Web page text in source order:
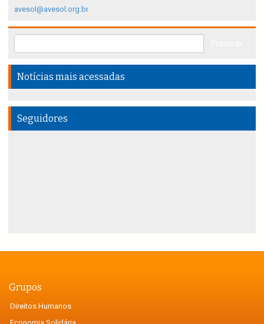
avesol@avesol.org.br
Notícias mais acessadas
Seguidores
Grupos
Direitos Humanos